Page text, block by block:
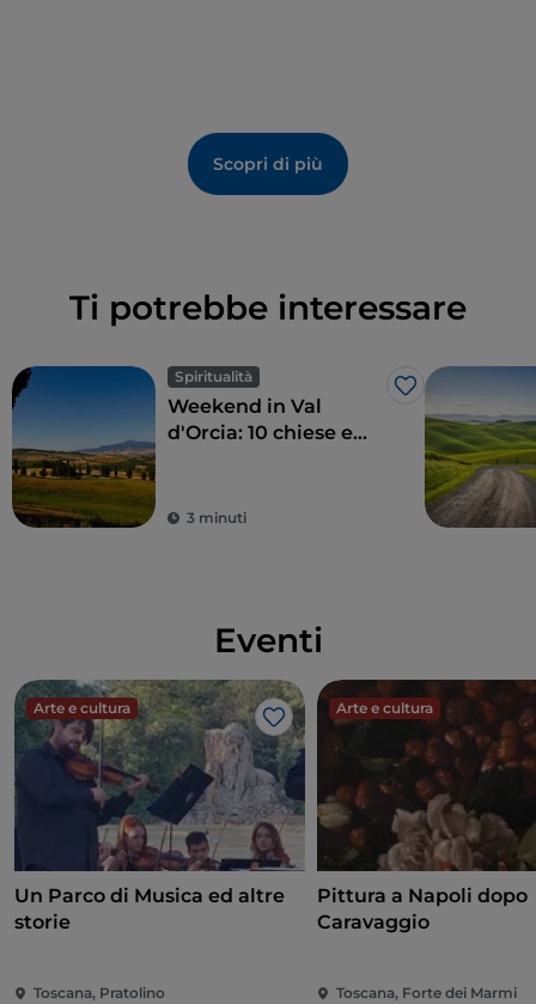
Scopri di più
Ti potrebbe interessare
Spiritualità
Like
Weekend in Val
d'Orcia: 10 chiese e
3 minuti
Eventi
Arte e cultura
Like
Un Parco di Musica ed altre
storie
Toscana, Pratolino
Arte e cultura
Pittura a Napoli dopo
Caravaggio
Toscana, Forte dei Marmi